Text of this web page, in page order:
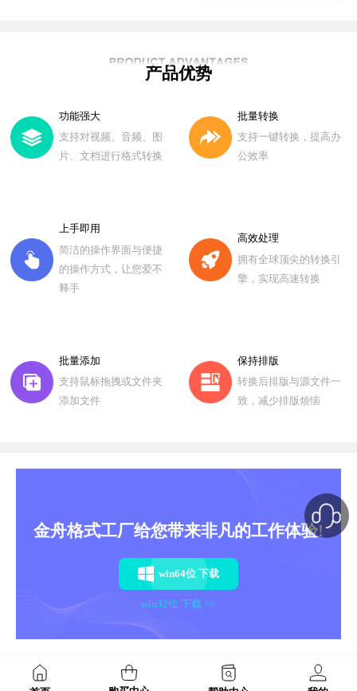
产品优势
功能强大
支持对视频、音频、图
片、文档进行格式转换
批量转换
支持一键转换，提高办
公效率
上手即用
简洁的操作界面与便捷
的操作方式，让您爱不
释手
高效处理
拥有全球顶尖的转换引
擎，实现高速转换
批量添加
支持鼠标拖拽或文件夹
添加文件
保持排版
转换后排版与源文件一
致，减少排版烦恼
金舟格式工厂给您带来非凡的工作体验!
win64位 下载
win32位 下载 >>